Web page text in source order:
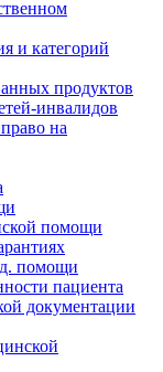
и категорий
продуктов
инвалидов
на
помощи
помощи
пациента
документации